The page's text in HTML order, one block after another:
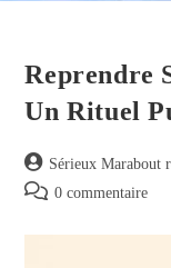
Reprendre
Un Rituel
Sérieux
0 commentaire